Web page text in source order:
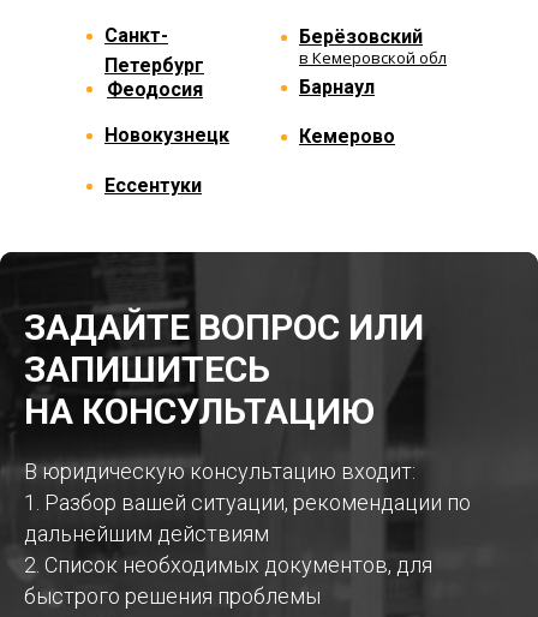
Ессентуки
Феодосия
Кемерово
Новокузнецк
Барнаул
Санкт-
Петербург
Берёзовский
в Кемеровской обл
ЗАДАЙТЕ ВОПРОС ИЛИ
ЗАПИШИТЕСЬ
НА КОНСУЛЬТАЦИЮ
В юридическую консультацию входит:
1. Разбор вашей ситуации, рекомендации по
дальнейшим действиям
2. Список необходимых документов, для
быстрого решения проблемы